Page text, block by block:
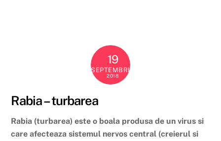
19
SEPTEMBRIE
2018
Rabia – turbarea
Rabia (turbarea) este o boala produsa de un virus si
care afecteaza sistemul nervos central (creierul si